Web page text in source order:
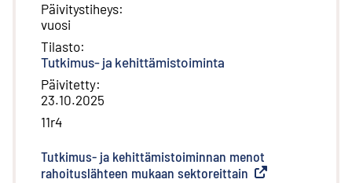
Päivitystiheys:
vuosi
Tilasto:
Tutkimus- ja kehittämistoiminta
Päivitetty:
23.10.2025
11r4
Tutkimus- ja kehittämistoiminnan menot
rahoituslähteen mukaan sektoreittain Ulkoinen linkki